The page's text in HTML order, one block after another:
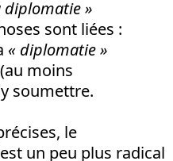
diplomatie »
sont liées :
« diplomatie »
moins
soumettre.
le
un peu plus radical